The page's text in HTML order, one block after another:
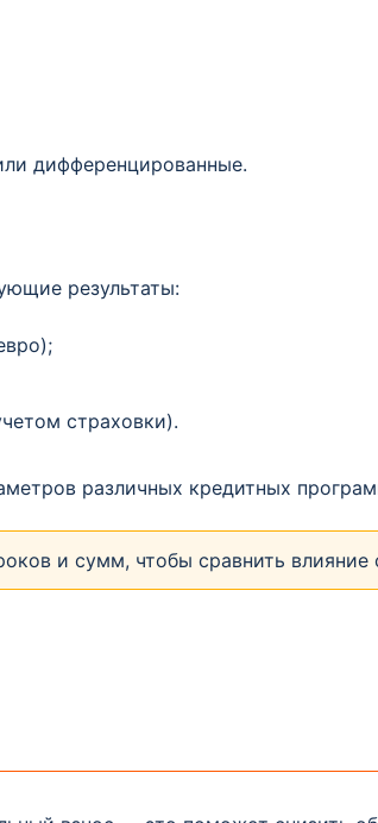
дифференцированные.
результаты:
страховки).
различных кредитных
и сумм, чтобы сравнить